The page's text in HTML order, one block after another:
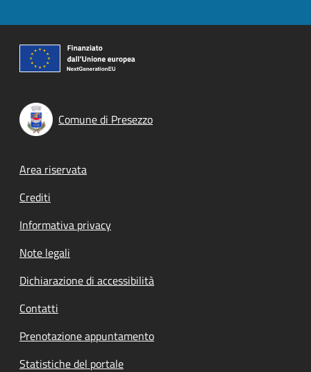
Comune di Presezzo
Footer menu
Area riservata
Crediti
Informativa privacy
Note legali
Dichiarazione di accessibilità
Contatti
Prenotazione appuntamento
Statistiche del portale